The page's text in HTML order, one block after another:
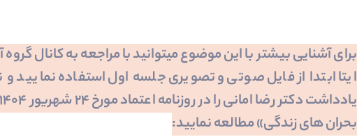
برای آشنایی بیشتر با این موضوع میتوانید با مراجعه به کانال
ایتا ابتدا از فایل صوتی و تصویری جلسه اول استفاده نمایید و
بحران های زندگی» مطالعه نمایید: